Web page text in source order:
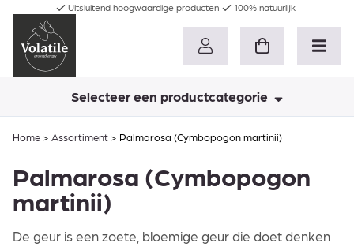
Uitsluitend hoogwaardige producten 100% natuurlijk
Selecteer een productcategorie
Home > Assortiment > Palmarosa (Cymbopogon martinii)
Palmarosa (Cymbopogon
martinii)
De geur is een zoete, bloemige geur die doet denken